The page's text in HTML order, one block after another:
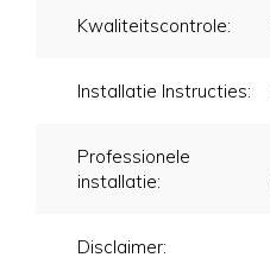
Kwaliteitscontrole:
Installatie Instructies:
Professionele
installatie:
Disclaimer: